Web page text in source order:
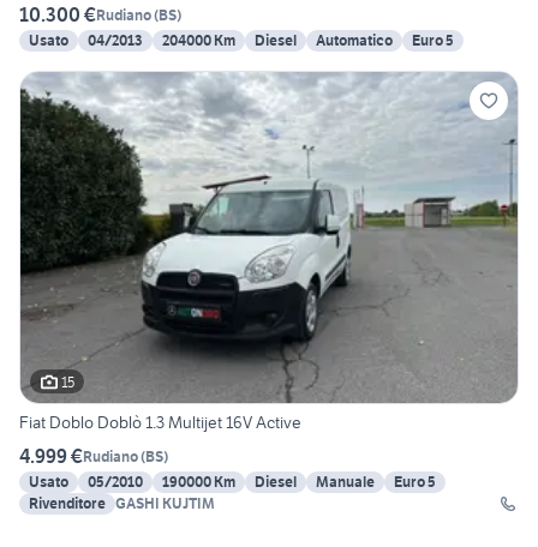
10.300 €Rudiano(BS)
Usato
04/2013 204000 Km Diesel Automatico Euro 5
15
Fiat Doblo Doblò 1.3 Multijet 16V Active
4.999 €Rudiano(BS)
Usato
05/2010 190000 Km Diesel Manuale
Euro 5
Rivenditore GASHI KUJTIM